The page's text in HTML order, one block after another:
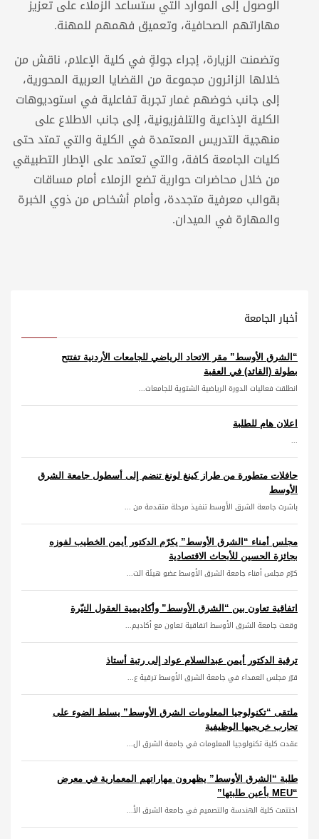
الوصول إلى الموارد التي ستساعد الزملاء على تعزيز
مهاراتهم الصحافية، وتعميق فهمهم للمهنة.
وتضمنت الزيارة، إجراء جولةٍ في كلية الإعلام، ناقش من
خلالها الزائرون مجموعة من القضايا العربية المحورية،
إلى جانب خوضهم غمار تجربة تفاعلية في استوديوهات
الكلية الإذاعية والتلفزيونية، إلى جانب الاطلاع على
منهجية التدريس المعتمدة في الكلية والتي تمتد حتى
كليات الجامعة كافة، والتي تعتمد على الإطار التطبيقي
من خلال محاضرات حوارية تضع الزملاء أمام مساقات
بقوالب معرفية متجددة، وأمام أشخاص من ذوي الخبرة
والمهارة في الميدان.
أخبار الجامعة
“الشرق الأوسط” مقر الاتحاد الرياضي للجامعات الأردنية تفتتح
بطولة (القائد) في العقبة
انطلقت فعاليات الدورة الرياضية الشتوية للجامعات...
اعلان هام للطلبة
...
حافلات متطورة من طراز كينغ لونغ تنضم إلى أسطول جامعة الشرق
الأوسط
باشرت جامعة الشرق الأوسط تنفيذ مرحلة متقدمة من ...
مجلس أمناء “الشرق الأوسط” يكرّم الدكتور أيمن الخطيب لفوزه
بجائزة الحسين للأبحاث الاقتصادية
كرّم مجلس أمناء جامعة الشرق الأوسط عضو هيئة الت...
اتفاقية تعاون بين “الشرق الأوسط” وأكاديمية العقول النيّرة
وقعت جامعة الشرق الأوسط اتفاقية تعاون مع أكاديم...
ترقية الدكتور أيمن عبدالسلام عواد إلى رتبة أستاذ
قرّر مجلس العمداء في جامعة الشرق الأوسط ترقية ع...
ملتقى “تكنولوجيا المعلومات الشرق الأوسط” يسلط الضوء على
تجارب خريجيها الوظيفية
عقدت كلية تكنولوجيا المعلومات في جامعة الشرق ال...
طلبة “الشرق الأوسط” يظهرون مهاراتهم المعمارية في معرض
“MEU بأعين طلبتها”
اختتمت كلية الهندسة والتصميم في جامعة الشرق الأ...